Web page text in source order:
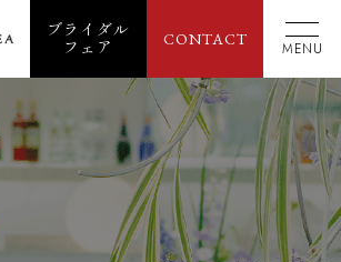
MENU
ブライダル
フェア
CONTACT